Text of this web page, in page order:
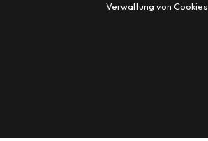
Verwaltung von Cookies